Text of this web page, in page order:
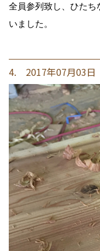
全員参列致し、ひたち
いました。
4. 2017年07月03日